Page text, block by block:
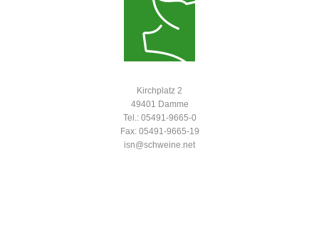
Kirchplatz 2
49401 Damme
Tel.: 05491-9665-0
Fax: 05491-9665-19
isn@schweine.net